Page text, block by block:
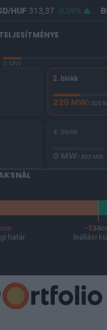
HUF313,37 0,09%
0 MW
2. blokk
226 MW/ 500
4. blokk
0 MW/ 500 MW
határ
-
leállási